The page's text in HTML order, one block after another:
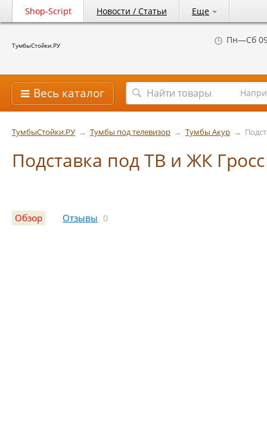
Shop-Script Новости / Статьи Еще
ТумбыСтойки.РУ Пн—Сб
Весь каталог
ТумбыСтойки.РУ → Тумбы под телевизор → Тумбы Акур →
Подставка под ТВ и ЖК
Обзор Отзывы 0